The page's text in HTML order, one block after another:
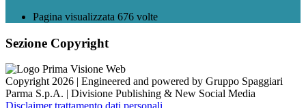
Pagina visualizzata 676 volte
Sezione Copyright
Copyright 2026 | Engineered and powered by Gruppo Spaggiari
Parma S.p.A. | Divisione Publishing & New Social Media